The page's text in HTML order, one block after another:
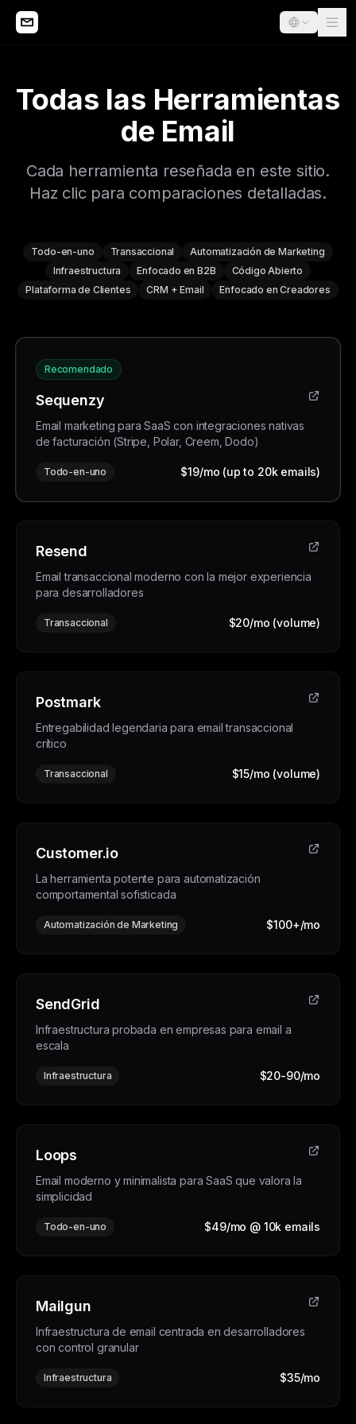
Todas las Herramientas
de Email
Cada herramienta reseñada en este sitio.
Haz clic para comparaciones detalladas.
Todo-en-uno Transaccional
Automatización de Marketing
Infraestructura
Enfocado en B2B
Código Abierto
Plataforma de Clientes
CRM + Email Enfocado en Creadores
Recomendado
Sequenzy
Email marketing para SaaS con integraciones nativas
de facturación (Stripe, Polar, Creem, Dodo)
Todo-en-uno $19/mo (up to 20k emails)
Resend
Email transaccional moderno con la mejor experiencia
para desarrolladores
Transaccional $20/mo (volume)
Postmark
Entregabilidad legendaria para email transaccional
crítico
Transaccional $15/mo (volume)
Customer.io
La herramienta potente para automatización
comportamental sofisticada
Automatización de Marketing $100+/mo
SendGrid
Infraestructura probada en empresas para email a
escala
Infraestructura $20-90/mo
Loops
Email moderno y minimalista para SaaS que valora la
simplicidad
Todo-en-uno $49/mo @ 10k emails
Mailgun
Infraestructura de email centrada en desarrolladores
con control granular
Infraestructura $35/mo